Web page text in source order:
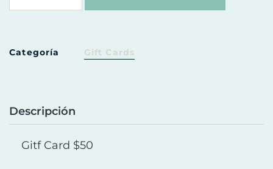
Categoría Gift Cards
Descripción
Gitf Card $50